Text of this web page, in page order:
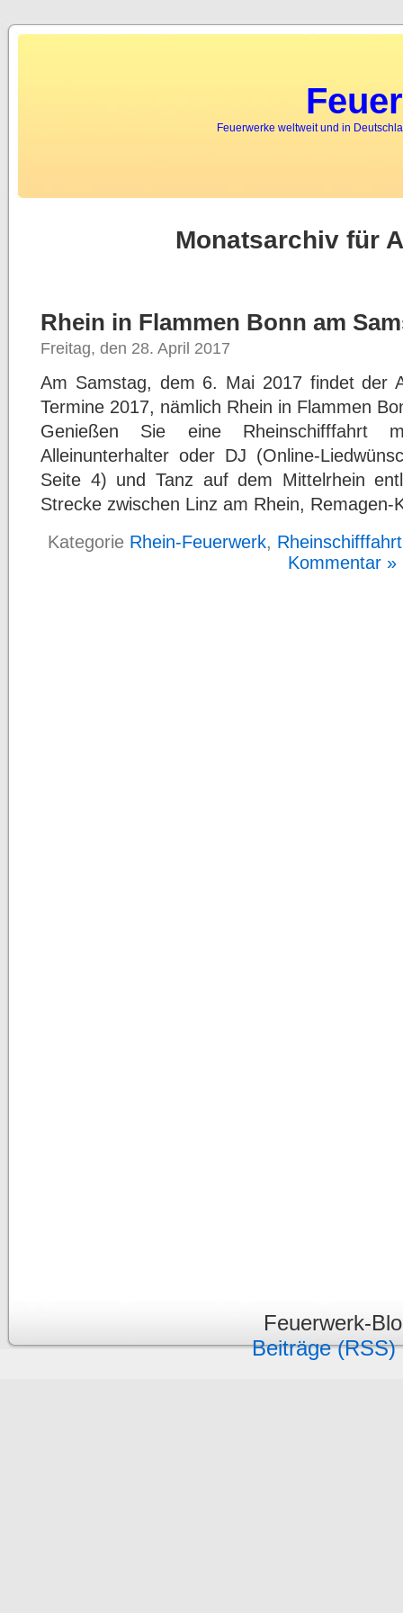
Feuerwerke weltweit und in
Monatsarchiv für
Rhein in Flammen Bonn am
Freitag, den 28. April 2017
Am Samstag, dem 6. Mai 2017 findet der
Termine 2017, nämlich Rhein in Flammen
Genießen Sie eine Rheinschifffahrt
Alleinunterhalter oder DJ (Online-
Seite 4) und Tanz auf dem Mittelrhein
Strecke zwischen Linz am Rhein,
Kategorie Rhein-Feuerwerk, Rheinschifffahrt
Kommentar »
Feuerwerk-
Beiträge (RSS)